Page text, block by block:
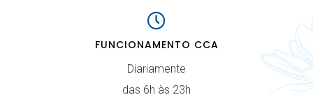
FUNCIONAMENTO CCA
Diariamente
das 6h às 23h